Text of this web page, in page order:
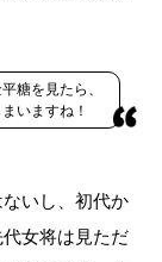
糖を見たら、
いますね！
いし、初代か
女将は見ただ